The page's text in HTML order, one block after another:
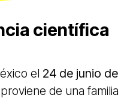
científica
el 24 de junio de
de una familia